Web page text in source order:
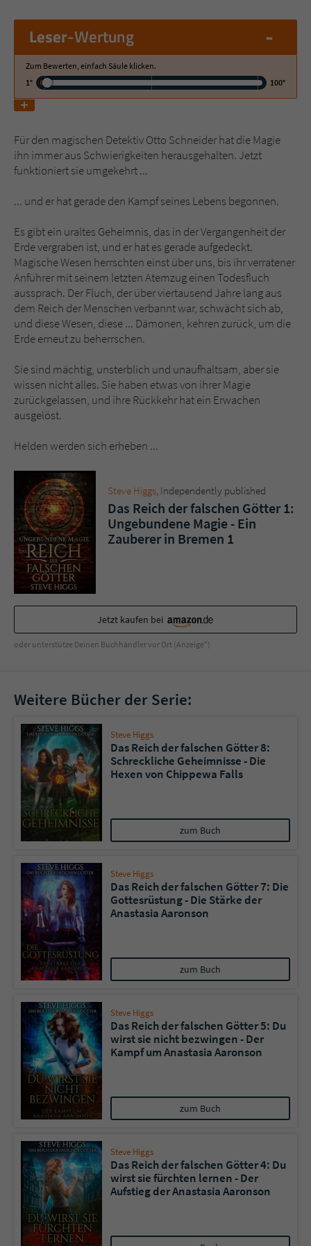
Leser-Wertung -
Zum Bewerten, einfach Säule klicken.
1°
100°
Für den magischen Detektiv Otto Schneider hat die Magie
ihn immer aus Schwierigkeiten herausgehalten. Jetzt
funktioniert sie umgekehrt ...
... und er hat gerade den Kampf seines Lebens begonnen.
Es gibt ein uraltes Geheimnis, das in der Vergangenheit der
Erde vergraben ist, und er hat es gerade aufgedeckt.
Magische Wesen herrschten einst über uns, bis ihr verratener
Anführer mit seinem letzten Atemzug einen Todesfluch
aussprach. Der Fluch, der über viertausend Jahre lang aus
dem Reich der Menschen verbannt war, schwächt sich ab,
und diese Wesen, diese ... Dämonen, kehren zurück, um die
Erde erneut zu beherrschen.
Sie sind mächtig, unsterblich und unaufhaltsam, aber sie
wissen nicht alles. Sie haben etwas von ihrer Magie
zurückgelassen, und ihre Rückkehr hat ein Erwachen
ausgelöst.
Helden werden sich erheben ...
Steve Higgs , ‎Independently published
Das Reich der falschen Götter 1:
Ungebundene Magie - Ein
Zauberer in Bremen 1
Jetzt kaufen bei
oder unterstütze Deinen Buchhändler vor Ort (Anzeige*)
Weitere Bücher der Serie:
Steve Higgs
Das Reich der falschen Götter 8:
Schreckliche Geheimnisse - Die
Hexen von Chippewa Falls
zum Buch
Steve Higgs
Das Reich der falschen Götter 7: Die
Gottesrüstung - Die Stärke der
Anastasia Aaronson
zum Buch
Steve Higgs
Das Reich der falschen Götter 5: Du
wirst sie nicht bezwingen - Der
Kampf um Anastasia Aaronson
zum Buch
Steve Higgs
Das Reich der falschen Götter 4: Du
wirst sie fürchten lernen - Der
Aufstieg der Anastasia Aaronson
Name tx_pwcomments_ahash
Anbieter Literatur-Couch Medien GmbH & Co. KG
Laufzeit 1 Jahr
Name fe_typo_user
Anbieter Literatur-Couch Medien GmbH & Co. KG
Laufzeit Session
Zweck
Dieses Cookie gewährleistet die
Kommunikation der Webseite mit dem
Benutzer. Es wird benötigt um z. B. den
Sicherheitscode des Kontaktformulars zu
überprüfen.